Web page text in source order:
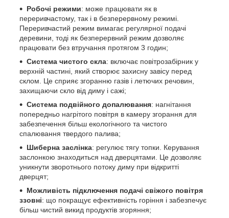
Робочі режими: може працювати як в
переривчастому, так і в безперервному режимі.
Переривчастий режим вимагає регулярної подачі
деревини, тоді як безперервний режим дозволяє
працювати без втручання протягом 3 годин;
Система чистого скла: включає повітрозабірник у
верхній частині, який створює захисну завісу перед
склом. Це сприяє згоранню газів і летючих речовин,
захищаючи скло від диму і сажі;
Система подвійного допалювання: нагнітання
попередньо нагрітого повітря в камеру згорання для
забезпечення більш екологічного та чистого
спалювання твердого палива;
Шиберна заслінка: регулює тягу топки. Керування
заслонкою знаходиться над дверцятами. Це дозволяє
уникнути зворотнього потоку диму при відкритті
дверцят;
Можливість підключення подачі свіжого повітря
ззовні: що покращує ефективність горіння і забезпечує
більш чистий викид продуктів згоряння;